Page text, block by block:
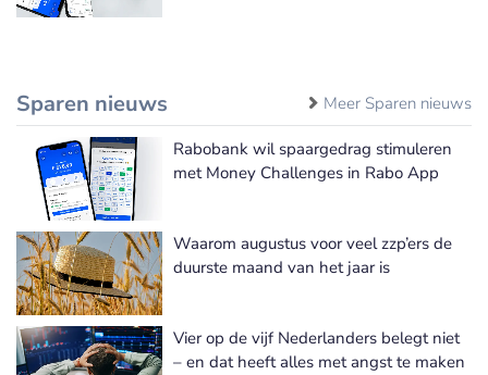
Sparen nieuws Meer Sparen nieuws
Rabobank wil spaargedrag stimuleren
met Money Challenges in Rabo App
Waarom augustus voor veel zzp’ers de
duurste maand van het jaar is
Vier op de vijf Nederlanders belegt niet
– en dat heeft alles met angst te maken